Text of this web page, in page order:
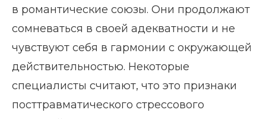
в романтические союзы. Они продолжают
сомневаться в своей адекватности и не
чувствуют себя в гармонии с окружающей
действительностью. Некоторые
специалисты считают, что это признаки
посттравматического стрессового